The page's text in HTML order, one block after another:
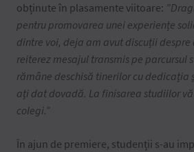
obținute în plasamente viitoare: ”
pentru promovarea unei experiențe
dintre voi, deja am avut discuții despre
reiterez mesajul transmis pe parcursul
rămâne deschisă tinerilor cu dedicația
ați dat dovadă. La finisarea studiilor
colegi.”
În ajun de premiere, studenții s-au